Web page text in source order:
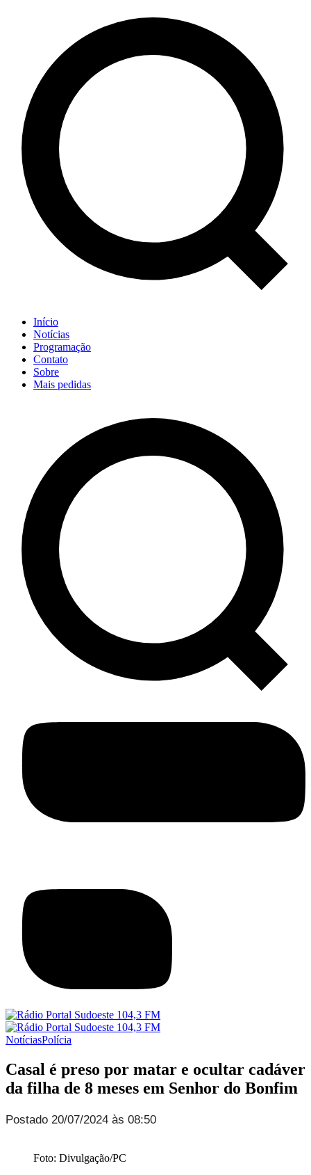
Início
Notícias
Programação
Contato
Sobre
Mais pedidas
NotíciasPolícia
Casal é preso por matar e ocultar cadáver
da filha de 8 meses em Senhor do Bonfim
Postado 20/07/2024 às 08:50
Foto: Divulgação/PC